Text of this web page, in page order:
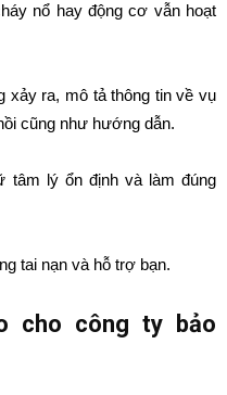
nổ hay động cơ vẫn hoạt
xảy ra, mô tả thông tin về vụ
cũng như hướng dẫn.
tâm lý ổn định và làm đúng
tai nạn và hỗ trợ bạn.
cho công ty bảo